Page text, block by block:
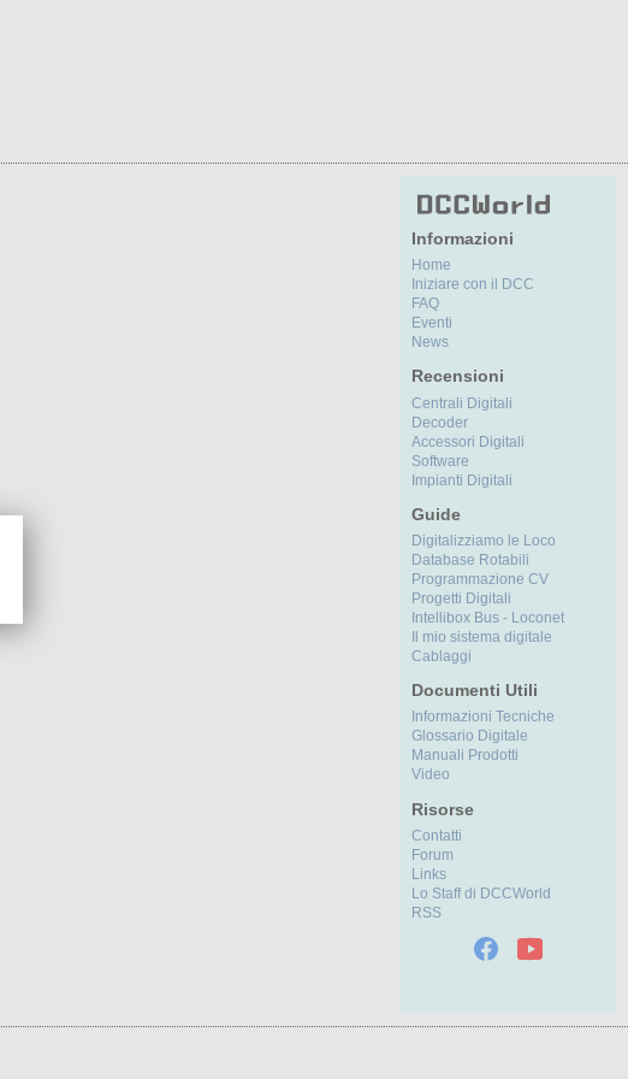
Informazioni
Home
Iniziare con il DCC
FAQ
Eventi
News
Recensioni
Centrali Digitali
Decoder
Accessori Digitali
Software
Impianti Digitali
Guide
Digitalizziamo le Loco
Database Rotabili
Programmazione CV
Progetti Digitali
Intellibox Bus - Loconet
Il mio sistema digitale
Cablaggi
Documenti Utili
Informazioni Tecniche
Glossario Digitale
Manuali Prodotti
Video
Risorse
Contatti
Forum
Links
Lo Staff di DCCWorld
RSS